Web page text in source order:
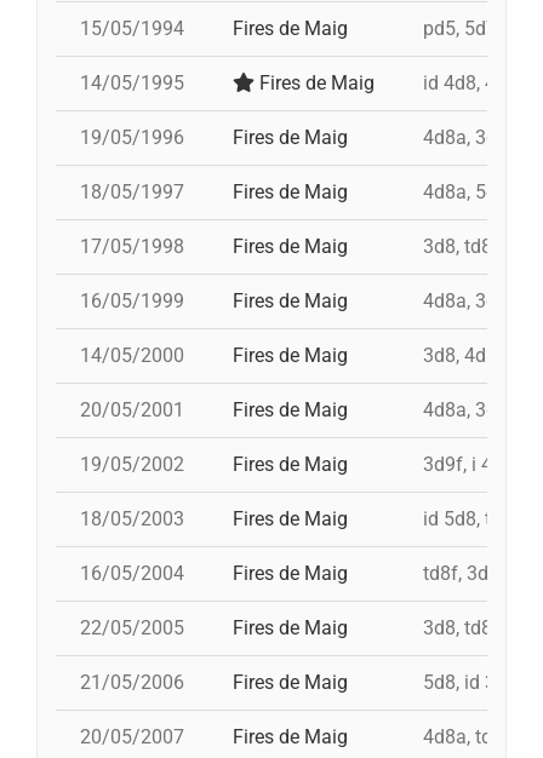
15/05/1994 Fires de Maig pd5, 5d7, td7,
14/05/1995 Fires de Maig id 4d8, 4d8,
19/05/1996 Fires de Maig 4d8a, 3d8,
18/05/1997 Fires de Maig 4d8a, 5d8,
17/05/1998 Fires de Maig 3d8, td8f,
16/05/1999 Fires de Maig 4d8a, 3d8,
14/05/2000 Fires de Maig 3d8, 4d8a,
20/05/2001 Fires de Maig 4d8a, 3d9f,
19/05/2002 Fires de Maig 3d9f, i 4d9f,
18/05/2003 Fires de Maig id 5d8, td8f,
16/05/2004 Fires de Maig td8f, 3d9f,
22/05/2005 Fires de Maig 3d8, td8f,
21/05/2006 Fires de Maig 5d8, id 3d9f,
20/05/2007 Fires de Maig 4d8a, td8f,